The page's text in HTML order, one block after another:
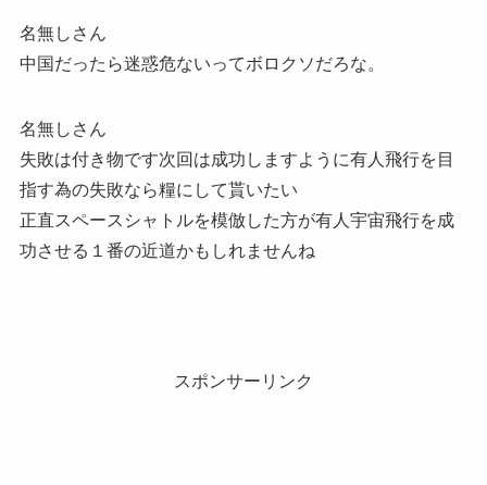
名無しさん
中国だったら迷惑危ないってボロクソだろな。
名無しさん
失敗は付き物です次回は成功しますように有人飛行を目
指す為の失敗なら糧にして貰いたい
正直スペースシャトルを模倣した方が有人宇宙飛行を成
功させる１番の近道かもしれませんね
スポンサーリンク